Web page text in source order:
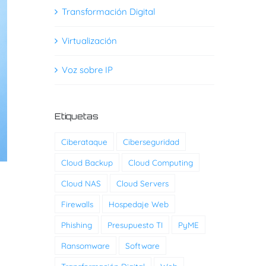
Transformación Digital
Virtualización
Voz sobre IP
Etiquetas
Ciberataque Ciberseguridad
Cloud Backup Cloud Computing
Cloud NAS Cloud Servers
Firewalls Hospedaje Web
Phishing Presupuesto TI PyME
Ransomware Software